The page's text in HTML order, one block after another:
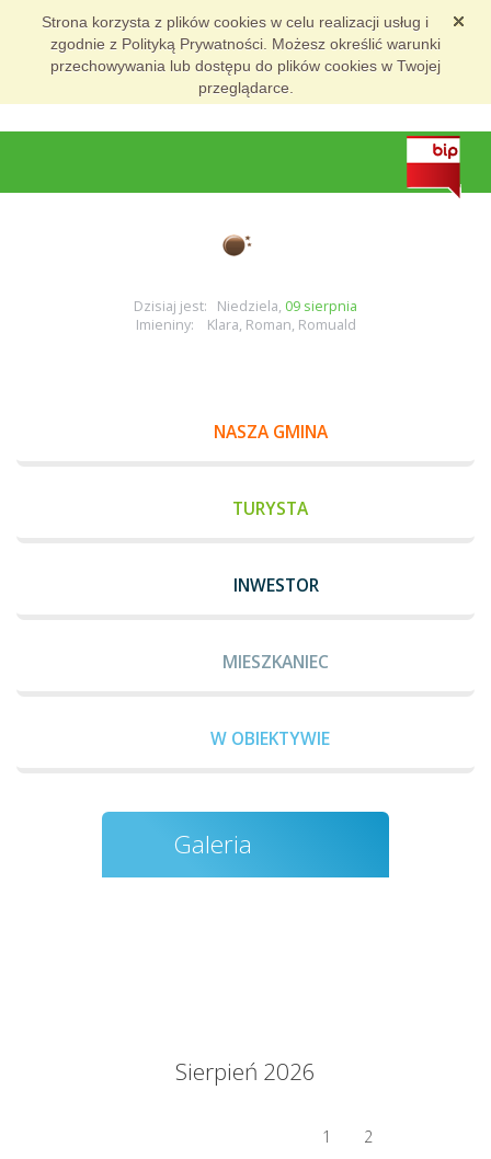
Strona korzysta z plików cookies w celu realizacji usług i
zgodnie z Polityką Prywatności. Możesz określić warunki
przechowywania lub dostępu do plików cookies w Twojej
przeglądarce.
Dzisiaj jest: Niedziela, 09 sierpnia
Imieniny: Klara, Roman, Romuald
NASZA GMINA
TURYSTA
INWESTOR
MIESZKANIEC
W OBIEKTYWIE
Galeria
Sierpień 2026
1
2